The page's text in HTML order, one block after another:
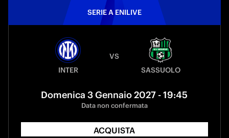
SERIE A ENILIVE
INTER
VS
SASSUOLO
Domenica 3 Gennaio 2027 - 19:45
Data non confermata
ACQUISTA